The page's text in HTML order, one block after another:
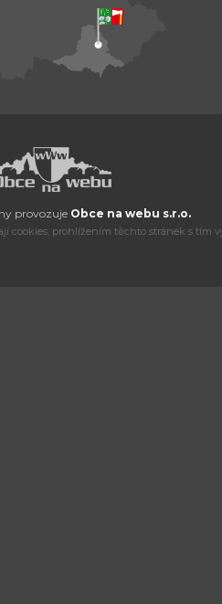
provozuje Obce na webu s.r.o.
cookies, prohlížením těchto stránek s tím